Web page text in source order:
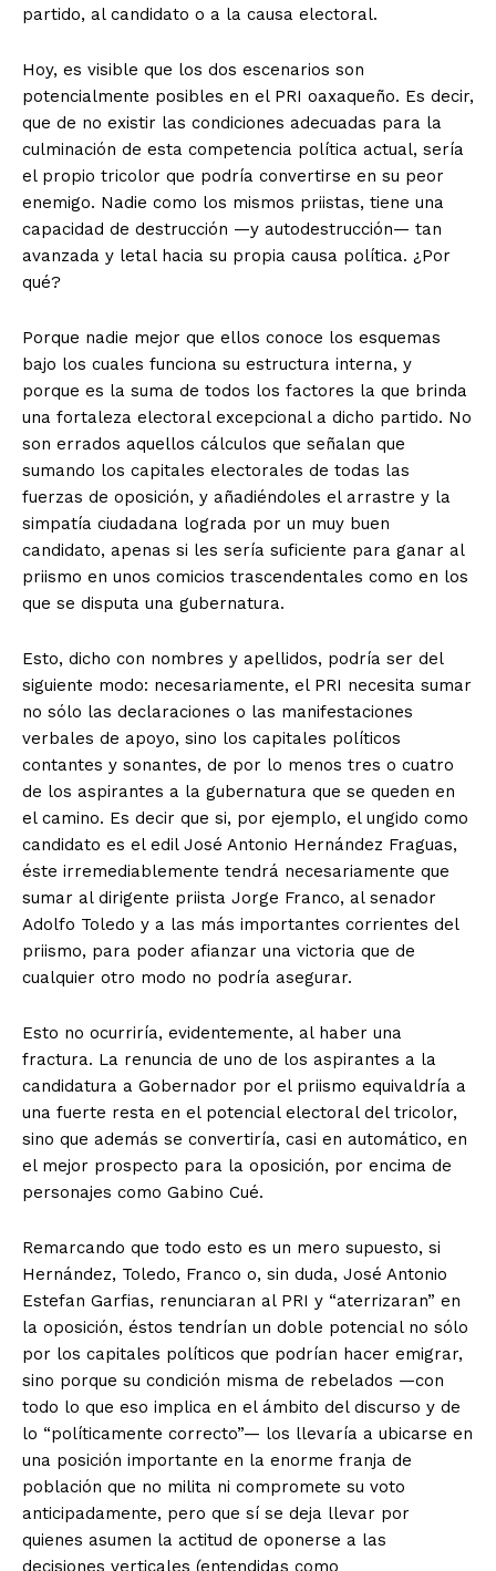
partido, al candidato o a la causa electoral.
Hoy, es visible que los dos escenarios son
potencialmente posibles en el PRI oaxaqueño. Es decir,
que de no existir las condiciones adecuadas para la
culminación de esta competencia política actual, sería
el propio tricolor que podría convertirse en su peor
enemigo. Nadie como los mismos priistas, tiene una
capacidad de destrucción —y autodestrucción— tan
avanzada y letal hacia su propia causa política. ¿Por
qué?
Porque nadie mejor que ellos conoce los esquemas
bajo los cuales funciona su estructura interna, y
porque es la suma de todos los factores la que brinda
una fortaleza electoral excepcional a dicho partido. No
son errados aquellos cálculos que señalan que
sumando los capitales electorales de todas las
fuerzas de oposición, y añadiéndoles el arrastre y la
simpatía ciudadana lograda por un muy buen
candidato, apenas si les sería suficiente para ganar al
priismo en unos comicios trascendentales como en los
que se disputa una gubernatura.
Esto, dicho con nombres y apellidos, podría ser del
siguiente modo: necesariamente, el PRI necesita sumar
no sólo las declaraciones o las manifestaciones
verbales de apoyo, sino los capitales políticos
contantes y sonantes, de por lo menos tres o cuatro
de los aspirantes a la gubernatura que se queden en
el camino. Es decir que si, por ejemplo, el ungido como
candidato es el edil José Antonio Hernández Fraguas,
éste irremediablemente tendrá necesariamente que
sumar al dirigente priista Jorge Franco, al senador
Adolfo Toledo y a las más importantes corrientes del
priismo, para poder afianzar una victoria que de
cualquier otro modo no podría asegurar.
Esto no ocurriría, evidentemente, al haber una
fractura. La renuncia de uno de los aspirantes a la
candidatura a Gobernador por el priismo equivaldría a
una fuerte resta en el potencial electoral del tricolor,
sino que además se convertiría, casi en automático, en
el mejor prospecto para la oposición, por encima de
personajes como Gabino Cué.
Remarcando que todo esto es un mero supuesto, si
Hernández, Toledo, Franco o, sin duda, José Antonio
Estefan Garfias, renunciaran al PRI y “aterrizaran” en
la oposición, éstos tendrían un doble potencial no sólo
por los capitales políticos que podrían hacer emigrar,
sino porque su condición misma de rebelados —con
todo lo que eso implica en el ámbito del discurso y de
lo “políticamente correcto”— los llevaría a ubicarse en
una posición importante en la enorme franja de
población que no milita ni compromete su voto
anticipadamente, pero que sí se deja llevar por
quienes asumen la actitud de oponerse a las
decisiones verticales (entendidas como